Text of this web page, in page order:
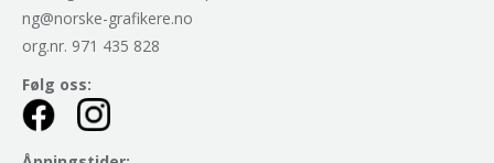
ng@norske-grafikere.no
org.nr. 971 435 828
Følg oss: